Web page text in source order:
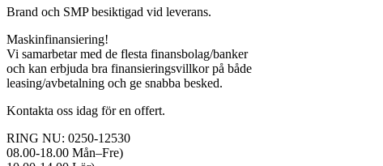
Brand och SMP besiktigad vid leverans.
Maskinfinansiering!
Vi samarbetar med de flesta finansbolag/banker
och kan erbjuda bra finansieringsvillkor på både
leasing/avbetalning och ge snabba besked.
Kontakta oss idag för en offert.
RING NU: 0250-12530
08.00-18.00 Mån–Fre)